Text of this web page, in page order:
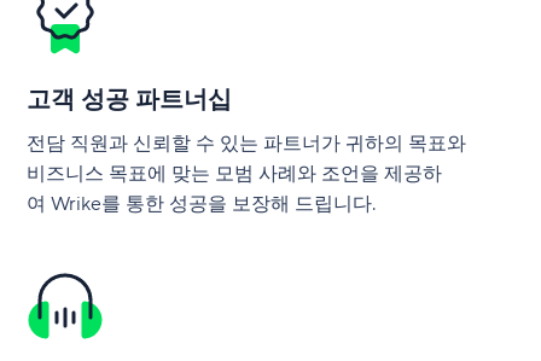
고객 성공 파트너십
전담 직원과 신뢰할 수 있는 파트너가 귀하의 목표와
비즈니스 목표에 맞는 모범 사례와 조언을 제공하
여 Wrike를 통한 성공을 보장해 드립니다.